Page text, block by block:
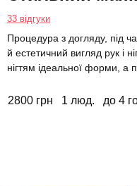
33 відгуки
Процедура з догляду, під
й естетичний вигляд рук і
нігтям ідеальної форми, а
2800 грн 1 люд. до 4